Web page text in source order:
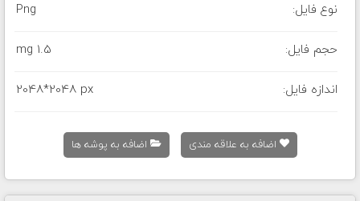
نوع فایل: Png
حجم فایل: 1.5 mg
اندازه فایل: 2048*2048 px
اضافه به علاقه مندی اضافه به پوشه ها